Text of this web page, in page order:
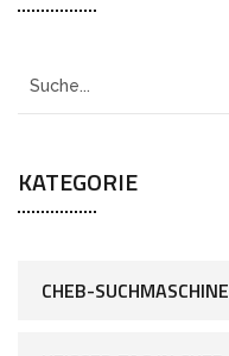
KATEGORIE
CHEB-SUCHMASCHINE